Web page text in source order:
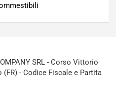
SRL - Corso Vittorio
(FR) - Codice Fiscale e Partita